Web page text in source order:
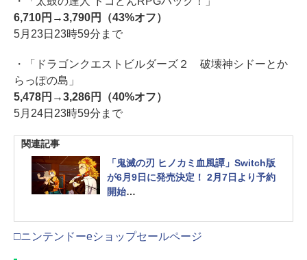
6,710円→3,790円（43%オフ）
5月23日23時59分まで
・「ドラゴンクエストビルダーズ２ 破壊神シドーとか
らっぽの島」
5,478円→3,286円（40%オフ）
5月24日23時59分まで
関連記事
「鬼滅の刃 ヒノカミ血風譚」Switch版
が6月9日に発売決定！ 2月7日より予約
開始
数量限定版も登場
□ニンテンドーeショップセールページ